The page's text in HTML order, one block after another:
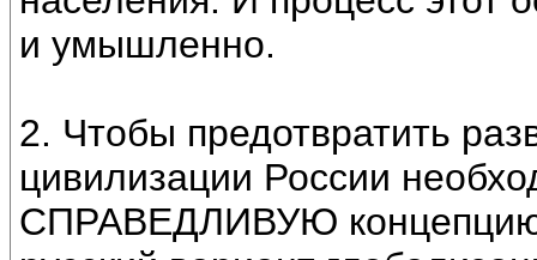
и умышленно.
2. Чтобы предотвратить
цивилизации России
СПРАВЕДЛИВУЮ концепцию